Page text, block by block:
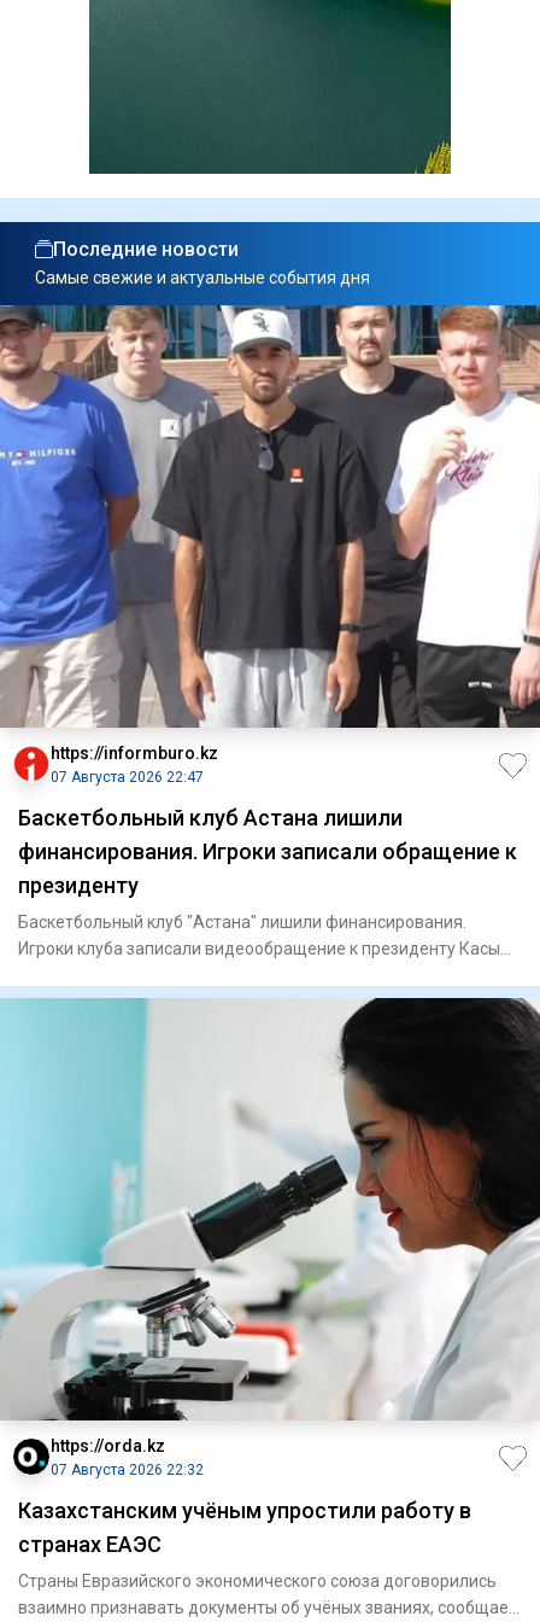
Последние новости
Самые свежие и актуальные события дня
https://informburo.kz
07 Августа 2026 22:47
Баскетбольный клуб Астана лишили
финансирования. Игроки записали обращение к
президенту
Баскетбольный клуб "Астана" лишили финансирования.
Игроки клуба записали видеообращение к президенту Касым-
https://orda.kz
07 Августа 2026 22:32
Казахстанским учёным упростили работу в
странах ЕАЭС
Страны Евразийского экономического союза договорились
взаимно признавать документы об учёных званиях, сообщает